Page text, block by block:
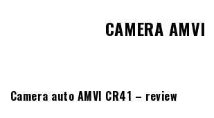
CAMERA AMVI
Camera auto AMVI CR41 – review